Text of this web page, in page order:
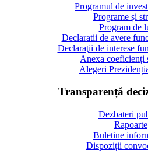
Programul de
Programe și
Program de
Declaratii de avere
Declaraţii de interese
Anexa coeficienți
Alegeri
Transparență
Dezbateri
Rapoarte
Buletine
Dispoziții